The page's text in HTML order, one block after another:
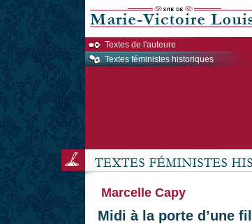
Textes de l'auteure
Textes féministes historiques
Marcelle Capy
Midi à la porte d’une